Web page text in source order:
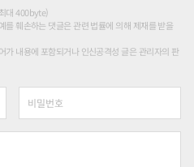
대 400byte)
를 훼손하는 댓글은 관련 법률에 의해 제재를 받을
가 내용에 포함되거나 인신공격성 글은 관리자의 판